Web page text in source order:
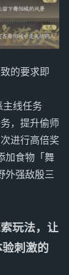
的要求即
主线任务
，提升偷师
进行高倍奖
加食物「舞
外强敌殷三
玩法，让
刺激的